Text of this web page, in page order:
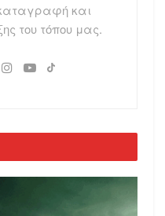
και
του τόπου μας.